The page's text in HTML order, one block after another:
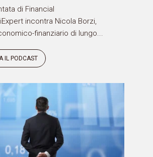
di Financial
incontra Nicola Borzi,
finanziario di lungo...
IL PODCAST